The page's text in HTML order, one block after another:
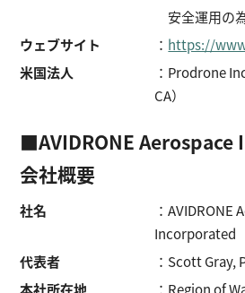
安全運用の
ウェブサイト
： https://
米国法人
：Prodrone
CA）
■AVIDRONE
会社概要
社名
：AVIDRONE
Incorporated
代表者
：Scott Gray,